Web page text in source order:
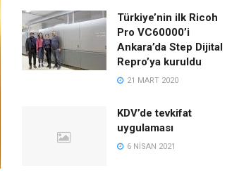
Türkiye’nin ilk Ricoh
Pro VC60000’i
Ankara’da Step Dijital
Repro’ya kuruldu
21 MART 2020
KDV’de tevkifat
uygulaması
6 NISAN 2021